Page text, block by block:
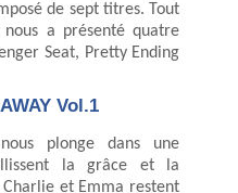
de sept titres. Tout
nous a présenté quatre
Seat, Pretty Ending
Vol.1
plonge dans une
la grâce et la
et Emma restent